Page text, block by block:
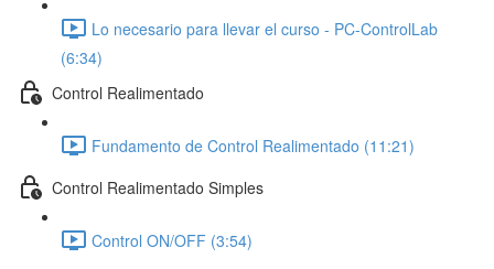
Lo necesario para llevar el curso - PC-ControlLab
(6:34)
Control Realimentado
Fundamento de Control Realimentado (11:21)
Control Realimentado Simples
Control ON/OFF (3:54)